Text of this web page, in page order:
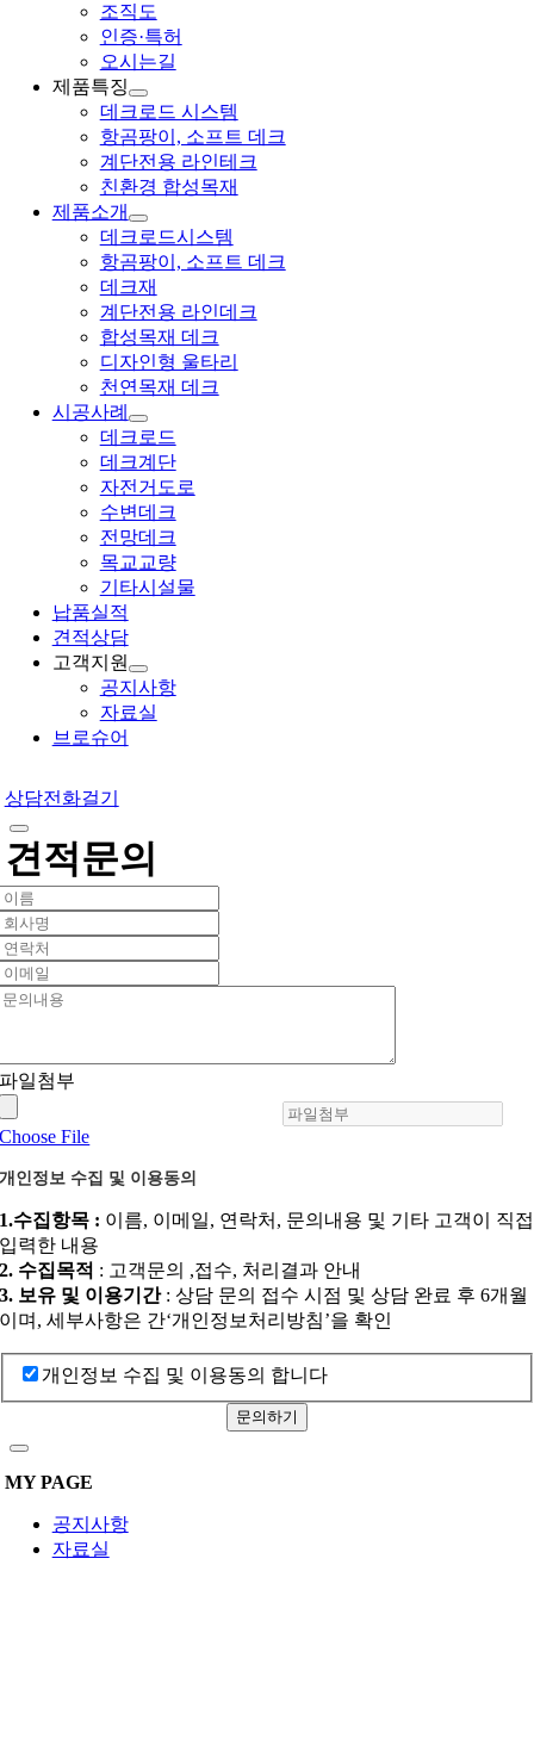
조직도
인증·특허
오시는길
제품특징
데크로드 시스템
항곰팡이, 소프트 데크
계단전용 라인테크
친환경 합성목재
제품소개
데크로드시스템
항곰팡이, 소프트 데크
데크재
계단전용 라인데크
합성목재 데크
디자인형 울타리
천연목재 데크
시공사례
데크로드
데크계단
자전거도로
수변데크
전망데크
목교교량
기타시설물
납품실적
견적상담
고객지원
공지사항
자료실
브로슈어
상담전화걸기
견적문의
파일첨부
Choose File
개인정보 수집 및 이용동의
1.수집항목 : 이름, 이메일, 연락처, 문의내용 및 기타 고객이 직접
입력한 내용
2. 수집목적 : 고객문의 ,접수, 처리결과 안내
3. 보유 및 이용기간: 상담 문의 접수 시점 및 상담 완료 후 6개월
이며, 세부사항은 간‘개인정보처리방침’을 확인
개인정보 수집 및 이용동의 합니다
문의하기
MY PAGE
공지사항
자료실